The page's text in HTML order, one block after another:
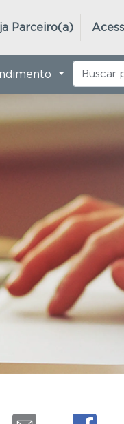
Parceiro(a)